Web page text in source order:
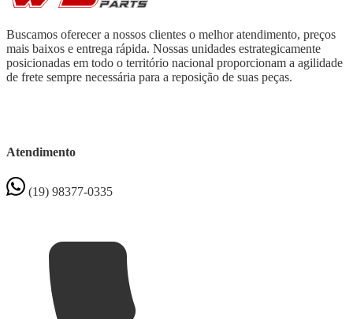
Buscamos oferecer a nossos clientes o melhor atendimento, preços
mais baixos e entrega rápida. Nossas unidades estrategicamente
posicionadas em todo o território nacional proporcionam a agilidade
de frete sempre necessária para a reposição de suas peças.
Atendimento
(19) 98377-0335